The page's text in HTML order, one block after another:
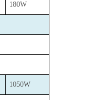
180W
1050W